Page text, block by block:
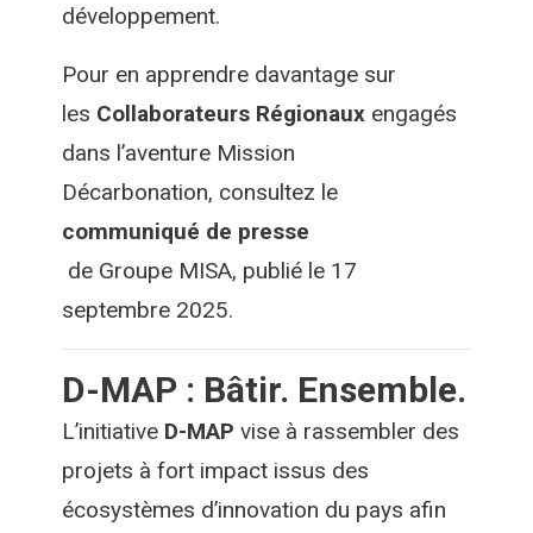
développement.
Pour en apprendre davantage sur
les Collaborateurs Régionaux engagés
dans l’aventure Mission
Décarbonation, consultez le
communiqué de presse
de Groupe MISA, publié le 17
septembre 2025.
D-MAP : Bâtir. Ensemble.
L’initiative D-MAP vise à rassembler des
projets à fort impact issus des
écosystèmes d’innovation du pays afin